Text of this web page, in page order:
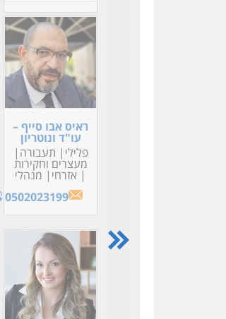
ראיס אבו סייף –
עו"ד ונוטריון
פלילי
תעבורה
מעצרים וחקירות
אזרחי
מנהלי
0502023199